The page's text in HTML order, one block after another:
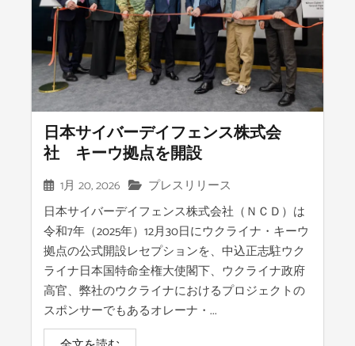
日本サイバーデイフェンス株式会
社 キーウ拠点を開設
1月 20, 2026
プレスリリース
日本サイバーデイフェンス株式会社（ＮＣＤ）は
令和7年（2025年）12月30日にウクライナ・キーウ
拠点の公式開設レセプションを、中込正志駐ウク
ライナ日本国特命全権大使閣下、ウクライナ政府
高官、弊社のウクライナにおけるプロジェクトの
スポンサーでもあるオレーナ・...